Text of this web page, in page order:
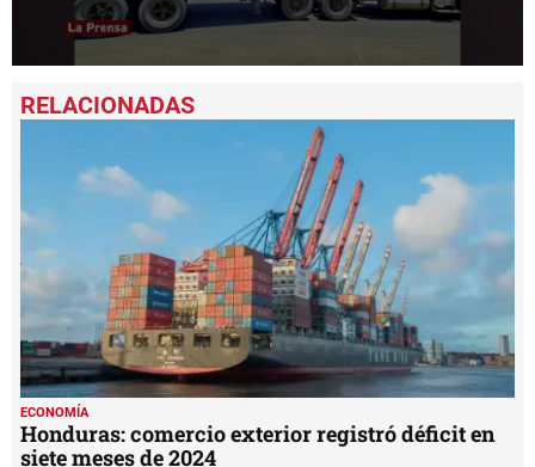
seconds
of
seconds
ECONOMÍA
Honduras: comercio exterior registró déficit en
siete meses de 2024